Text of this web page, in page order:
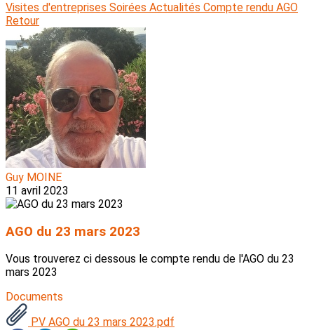
Visites d'entreprises Soirées Actualités Compte rendu AGO
Retour
Guy MOINE
11 avril 2023
AGO du 23 mars 2023
Vous trouverez ci dessous le compte rendu de l'AGO du 23
mars 2023
Documents
PV AGO du 23 mars 2023.pdf